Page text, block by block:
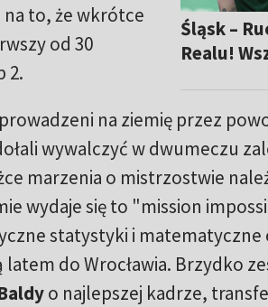
Śląsk –
Realu!
na to, że wkrótce
od 30
2.
na ziemię przez
wywalczyć w dwumeczu
marzenia o mistrzostwie
wydaje się to "mission
statystyki i matematyczne
do Wrocławia. Brzydko
o najlepszej kadrze,